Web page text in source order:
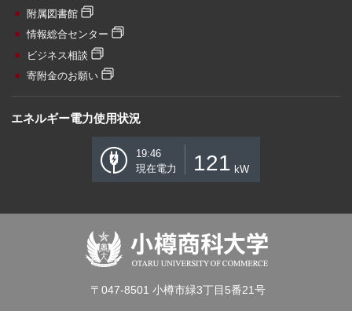
附属図書館
情報総合センター
ビジネス相談
寄附金のお願い
エネルギー電力使用状況
19:46
現在電力
121 kW
〒047-8501 小樽市緑3丁目5番21号